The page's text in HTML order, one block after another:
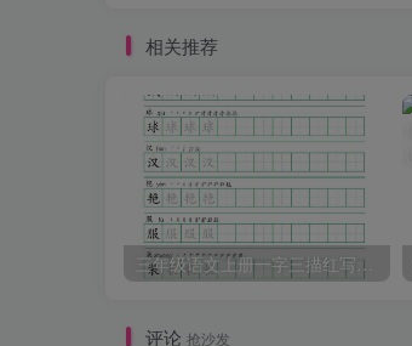
相关推荐
三年级语文上册一字三描红写字表字帖
评论 抢沙发